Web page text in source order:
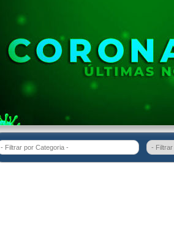
- Filtrar por Categoria -